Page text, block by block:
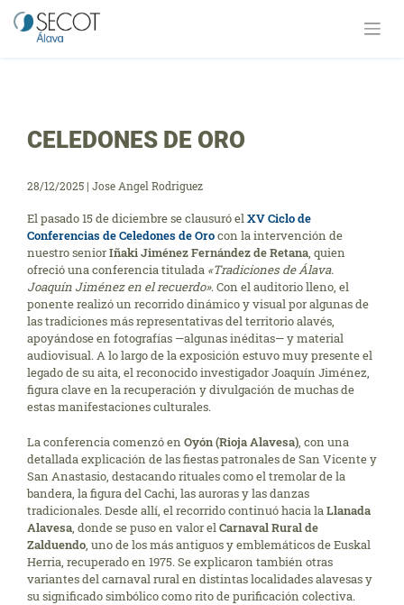
contenido
CELEDONES DE ORO
28/12/2025 | Jose Angel Rodriguez
El pasado 15 de diciembre se clausuró elXV Ciclo de
Conferencias de Celedones de Orocon la intervención de
nuestro seniorIñaki Jiménez Fernández de Retana, quien
ofreció una conferencia titulada «Tradiciones de Álava.
Joaquín Jiménez en el recuerdo». Con el auditorio lleno, el
ponente realizó un recorrido dinámico y visual por algunas de
las tradiciones más representativas del territorio alavés,
apoyándose en fotografías —algunas inéditas— y material
audiovisual. A lo largo de la exposición estuvo muy presente el
legado de su aita, el reconocido investigador Joaquín Jiménez,
figura clave en la recuperación y divulgación de muchas de
estas manifestaciones culturales.
La conferencia comenzó en Oyón (Rioja Alavesa), con una
detallada explicación de las fiestas patronales de San Vicente y
San Anastasio, destacando rituales como el tremolar de la
bandera, la figura del Cachi, las auroras y las danzas
tradicionales. Desde allí, el recorrido continuó hacia laLlanada
Alavesa, donde se puso en valor elCarnaval Rural de
Zalduendo, uno de los más antiguos y emblemáticos de Euskal
Herria, recuperado en 1975. Se explicaron también otras
variantes del carnaval rural en distintas localidades alavesas y
su significado simbólico como rito de purificación colectiva.